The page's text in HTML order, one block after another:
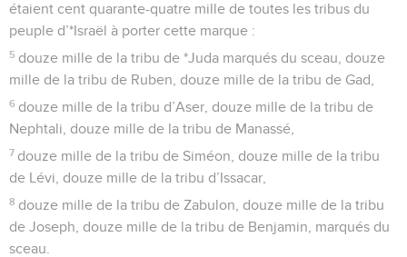
étaient cent quarante-quatre mille de toutes les tribus du
peuple d’*Israël à porter cette marque :
5 douze mille de la tribu de *Juda marqués du sceau, douze
mille de la tribu de Ruben, douze mille de la tribu de Gad,
6 douze mille de la tribu d’Aser, douze mille de la tribu de
Nephtali, douze mille de la tribu de Manassé,
7 douze mille de la tribu de Siméon, douze mille de la tribu
de Lévi, douze mille de la tribu d’Issacar,
8 douze mille de la tribu de Zabulon, douze mille de la tribu
de Joseph, douze mille de la tribu de Benjamin, marqués du
sceau.